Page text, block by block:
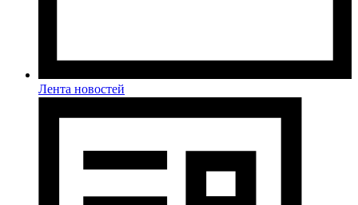
Лента новостей